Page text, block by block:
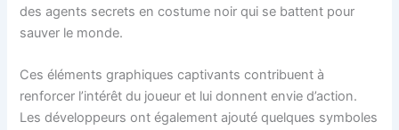
des agents secrets en costume noir qui se battent pour
sauver le monde.
Ces éléments graphiques captivants contribuent à
renforcer l’intérêt du joueur et lui donnent envie d’action.
Les développeurs ont également ajouté quelques symboles